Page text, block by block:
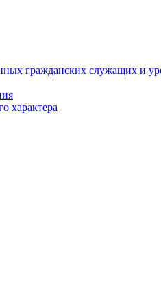
гражданских служащих и
характера